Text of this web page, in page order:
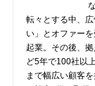
転々とする中、
い」とオファー
起業。その後、
ど5年で100社以
まで幅広い顧客